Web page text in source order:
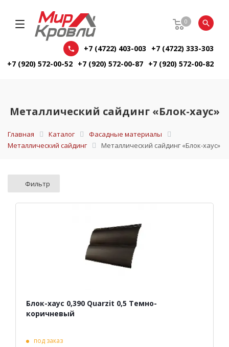
0
+7 (4722) 403-003
+7 (4722) 333-303
+7 (920) 572-00-52 +7 (920) 572-00-87 +7 (920) 572-00-82
Металлический сайдинг «Блок-хаус»
Главная Каталог
Фасадные материалы
Металлический сайдинг
Металлический сайдинг «Блок-хаус»
Фильтр
Блок-хаус 0,390 Quarzit 0,5 Темно-
коричневый
под заказ